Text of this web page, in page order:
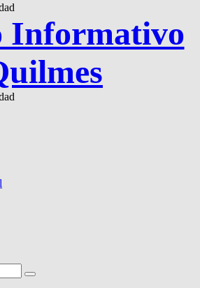
Informativo